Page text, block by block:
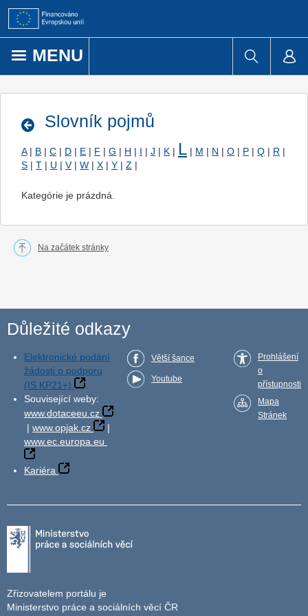
Přejít k obsahu
MENU
Slovník pojmů
A | B | C | D | E | F | G | H | I | J | K | L | M | N | O | P | Q | R |
S | T | U | V | W | X | Y | Z |
Kategórie je prázdná.
Na začátek stránky
Důležité odkazy
Elektronické podání
žádosti o podporu
(IS KP21+)
Související weby:
www.dotaceeu.cz
| www.opjak.cz
|
www.ec.europa.eu
Kariéra
Větší šance
Youtube
Prohlášení
o
přístupnosti
Mapa
Stránek
Zřizovatelem portálu je
Ministerstvo práce a sociálních věcí ČR